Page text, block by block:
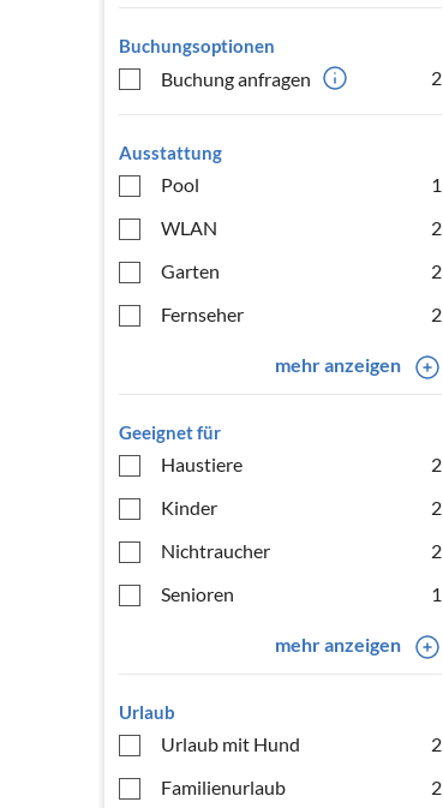
Buchungsoptionen
Buchung anfragen 2
Ausstattung
Pool
1
WLAN
2
Garten
2
Fernseher
2
mehr anzeigen
Geeignet für
Haustiere
2
Kinder
2
Nichtraucher
2
Senioren
1
mehr anzeigen
Urlaub
Urlaub mit Hund
2
Familienurlaub
2